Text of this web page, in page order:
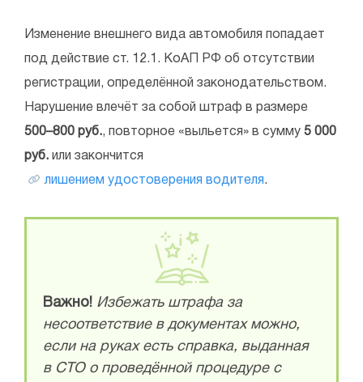
Изменение внешнего вида автомобиля попадает
под действие ст. 12.1. КоАП РФ об отсутствии
регистрации, определённой законодательством.
Нарушение влечёт за собой штраф в размере
500–800 руб., повторное «выльется» в сумму 5 000
руб. или закончится
лишением удостоверения водителя.
Важно! Избежать штрафа за
несоответствие в документах можно,
если на руках есть справка, выданная
в СТО о проведённой процедуре с